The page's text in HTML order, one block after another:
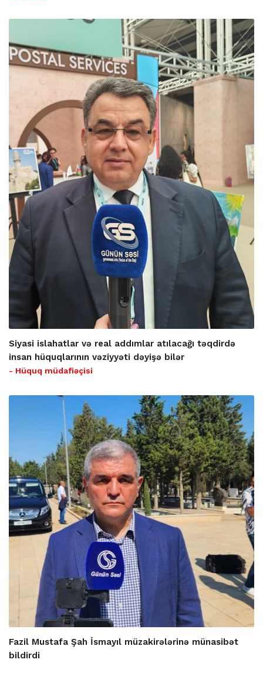
Siyasi islahatlar və real addımlar atılacağı təqdirdə
insan hüquqlarının vəziyyəti dəyişə bilər
- Hüquq müdafiəçisi
Fazil Mustafa Şah İsmayıl müzakirələrinə münasibət
bildirdi